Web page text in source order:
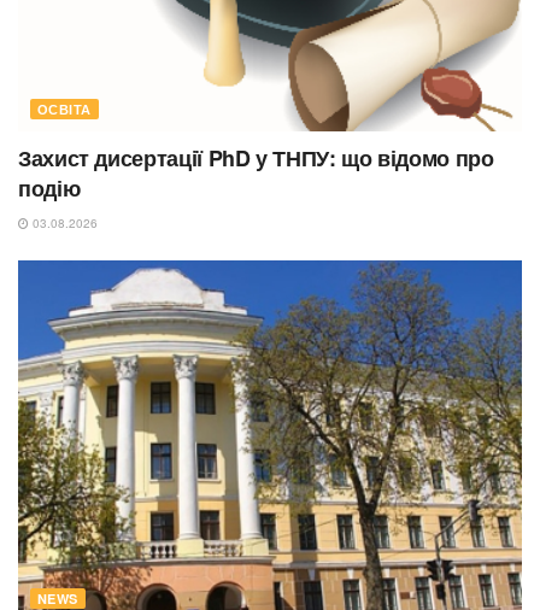
ОСВІТА
Захист дисертації PhD у ТНПУ: що відомо про
подію
03.08.2026
NEWS